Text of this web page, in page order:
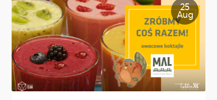
25
Aug